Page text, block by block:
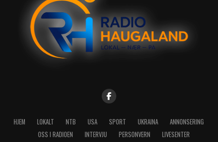
HJEM LOKALT NTB USA SPORT UKRAINA
ANNONSERING
OSS I RADIOEN
INTERVJU PERSONVERN LIVESENTER